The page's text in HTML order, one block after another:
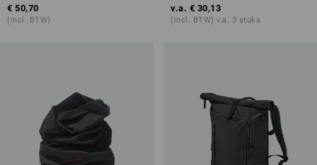
€ 50,70
(incl. BTW)
v.a. € 30,13
(incl. BTW) v.a. 3 stuks